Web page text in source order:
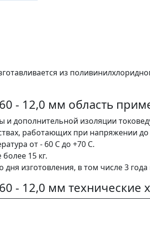
из
- 12,0 мм область
и дополнительной изоляции
работающих при напряжении
от - 60 С до +70 С.
15 кг.
изготовления, в том числе 3
- 12,0 мм технические